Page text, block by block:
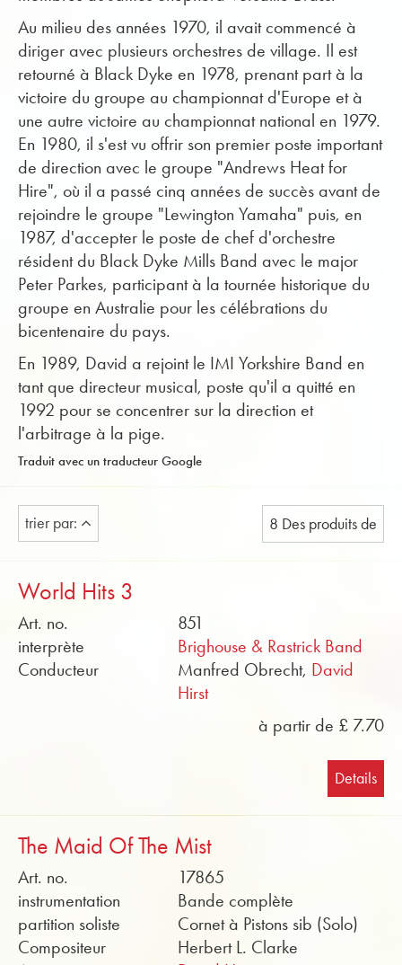
Au milieu des années 1970, il avait commencé à
diriger avec plusieurs orchestres de village. Il est
retourné à Black Dyke en 1978, prenant part à la
victoire du groupe au championnat d'Europe et à
une autre victoire au championnat national en 1979.
En 1980, il s'est vu offrir son premier poste important
de direction avec le groupe "Andrews Heat for
Hire", où il a passé cinq années de succès avant de
rejoindre le groupe "Lewington Yamaha" puis, en
1987, d'accepter le poste de chef d'orchestre
résident du Black Dyke Mills Band avec le major
Peter Parkes, participant à la tournée historique du
groupe en Australie pour les célébrations du
bicentenaire du pays.
En 1989, David a rejoint le IMI Yorkshire Band en
tant que directeur musical, poste qu'il a quitté en
1992 pour se concentrer sur la direction et
l'arbitrage à la pige.
Traduit avec un traducteur Google
trier par: 8 Des produits de
World Hits 3
Art. no.
851
interprète
Brighouse & Rastrick Band
Conducteur
Manfred Obrecht, David
Hirst
à partir de £ 7.70
Details
The Maid Of The Mist
Art. no.
17865
instrumentation
Bande complète
partition soliste
Cornet à Pistons sib (Solo)
Compositeur
Herbert L. Clarke